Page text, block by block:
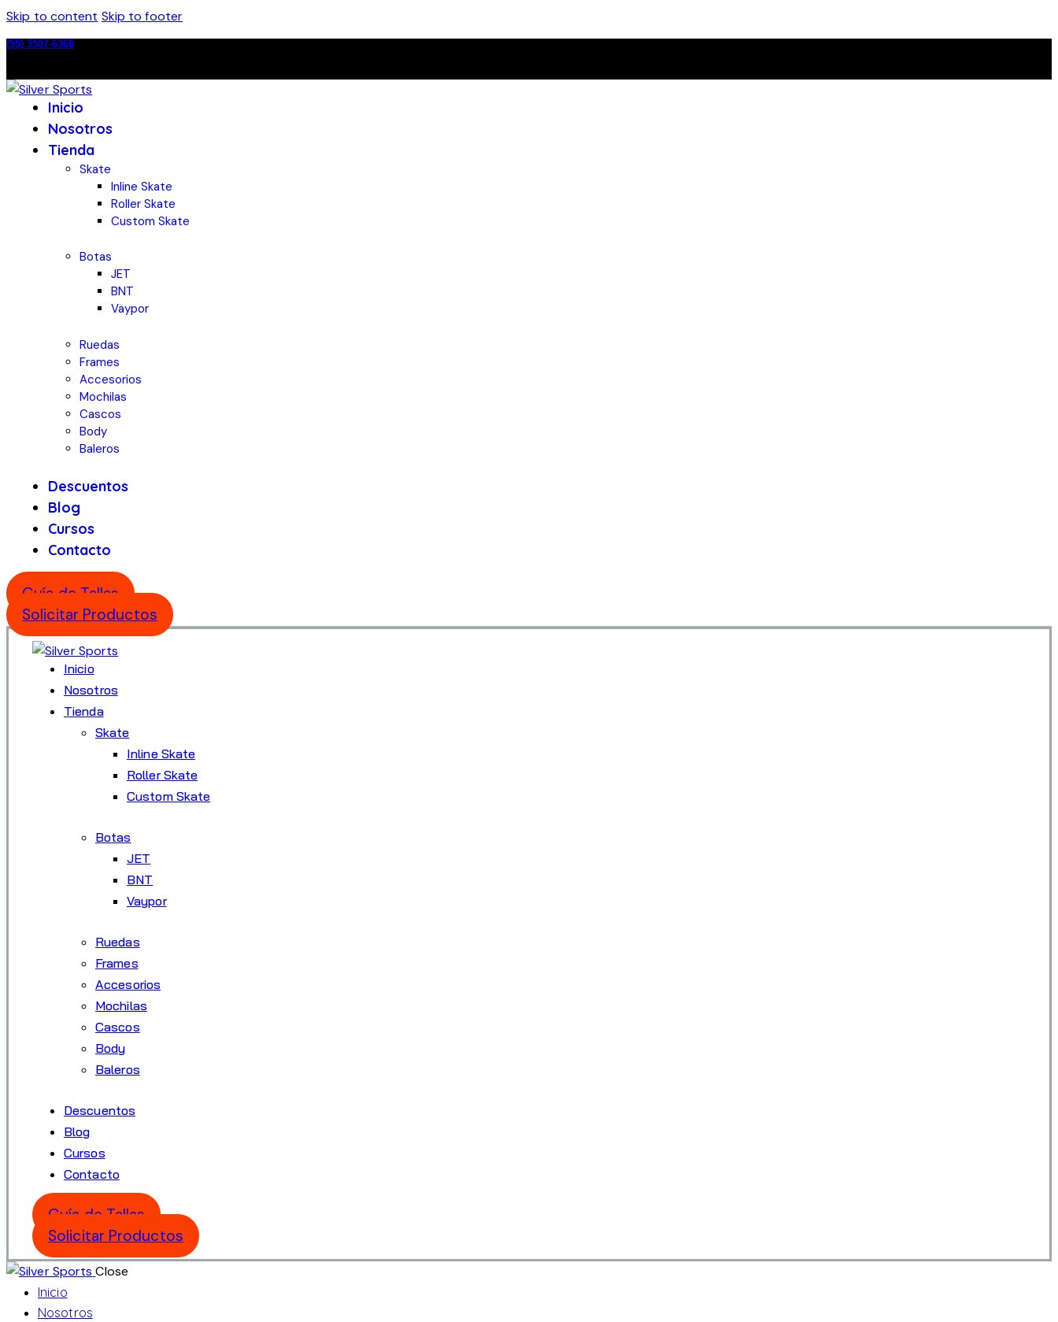
Skip to content Skip to footer
(55) 3507-6360
Inicio
Nosotros
Tienda
Skate
Inline Skate
Roller Skate
Custom Skate
Botas
JET
BNT
Vaypor
Ruedas
Frames
Accesorios
Mochilas
Cascos
Body
Baleros
Descuentos
Blog
Cursos
Contacto
Guía de Tallas
Solicitar Productos
Inicio
Nosotros
Tienda
Skate
Inline Skate
Roller Skate
Custom Skate
Botas
JET
BNT
Vaypor
Ruedas
Frames
Accesorios
Mochilas
Cascos
Body
Baleros
Descuentos
Blog
Cursos
Contacto
Guía de Tallas
Solicitar Productos
Close
Inicio
Nosotros